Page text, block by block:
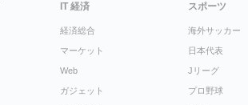
IT 経済
経済総合
マーケット
Web
ガジェット
スポーツ
海外サッカー
日本代表
Jリーグ
プロ野球